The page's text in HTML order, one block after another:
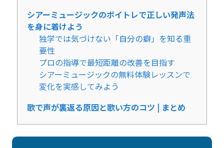
シアーミュージックのボイトレで正しい発声法
を身に着けよう
独学では気づけない「自分の癖」を知る重
要性
プロの指導で最短距離の改善を目指す
シアーミュージックの無料体験レッスンで
変化を実感してみよう
歌で声が裏返る原因と歌い方のコツ | まとめ